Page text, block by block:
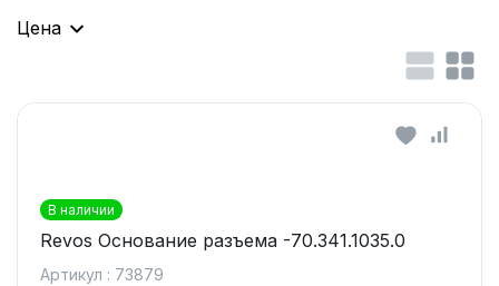
Цена
В наличии
Revos Основание разъема -70.341.1035.0
Артикул : 73879